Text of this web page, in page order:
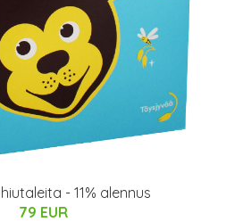
- 11% alennus
79 EUR